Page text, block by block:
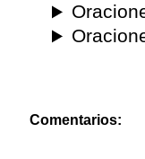
Comentarios: